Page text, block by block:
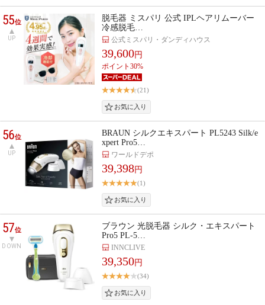
55位
UP
脱毛器 ミスパリ 公式 IPLヘアリムーバー
冷感脱毛…
公式ミスパリ・ダンディハウス
39,600円
ポイント30%
(21)
56位
UP
BRAUN シルクエキスパート PL5243 Silk/e
xpert Pro5…
ワールドデポ
39,398円
(1)
57位
DOWN
ブラウン 光脱毛器 シルク・エキスパート
Pro5 PL-5…
INNCLIVE
39,350円
(34)